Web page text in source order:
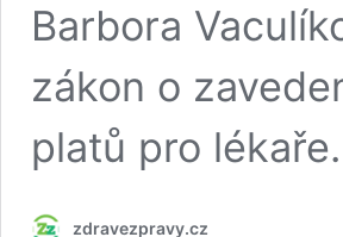
Barbora
zákon o
platů pro lékaře.
zdravezpravy.cz